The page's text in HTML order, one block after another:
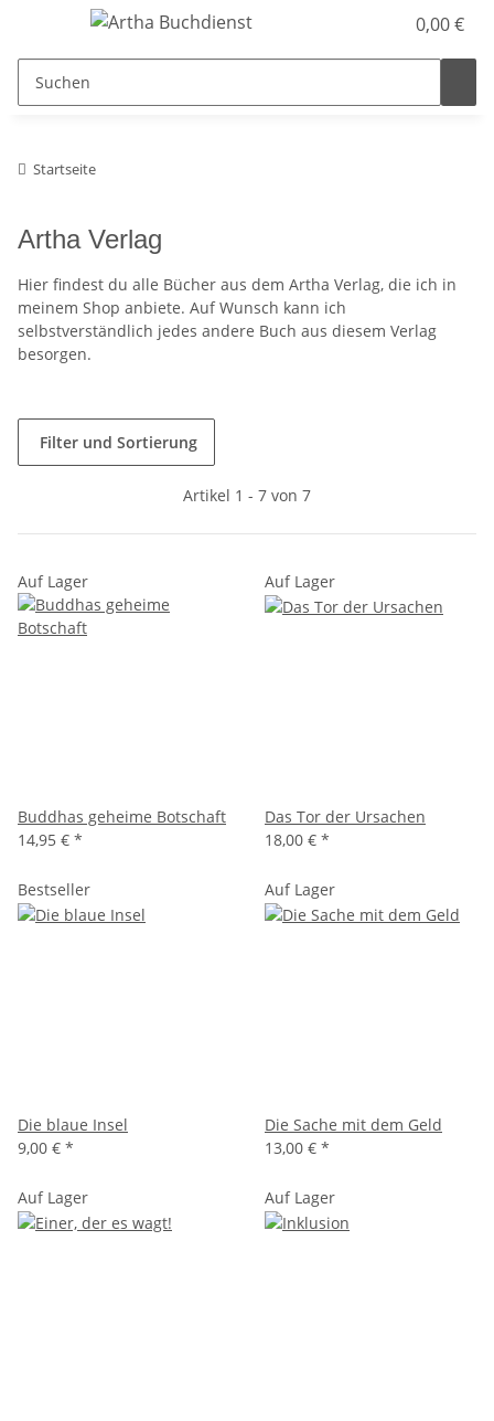
0,00 €
Startseite
Artha Verlag
Hier findest du alle Bücher aus dem Artha Verlag, die ich in
meinem Shop anbiete. Auf Wunsch kann ich
selbstverständlich jedes andere Buch aus diesem Verlag
besorgen.
Filter und Sortierung
Artikel 1 - 7 von 7
Auf Lager
Buddhas geheime Botschaft
14,95 € *
Auf Lager
Das Tor der Ursachen
18,00 € *
Bestseller
Die blaue Insel
9,00 € *
Auf Lager
Die Sache mit dem Geld
13,00 € *
Auf Lager Auf Lager